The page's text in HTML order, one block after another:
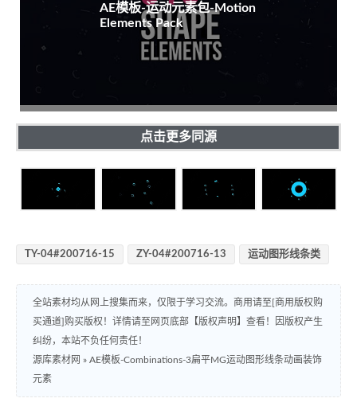
AE模板-运动元素包-Motion
Elements Pack
点击更多同源
TY-04#200716-15 ZY-04#200716-13 运动图形线条类
全站素材均从网上搜集而来，仅限于学习交流。商用请至[商用版权购
买通道]购买版权！详情请至网页底部【版权声明】查看！因版权产生
纠纷，本站不负任何责任！
源库素材网 » AE模板-Combinations-3扁平MG运动图形线条动画装饰
元素